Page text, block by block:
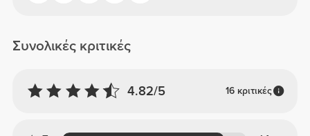
Συνολικές κριτικές
4.82/5 16 κριτικές